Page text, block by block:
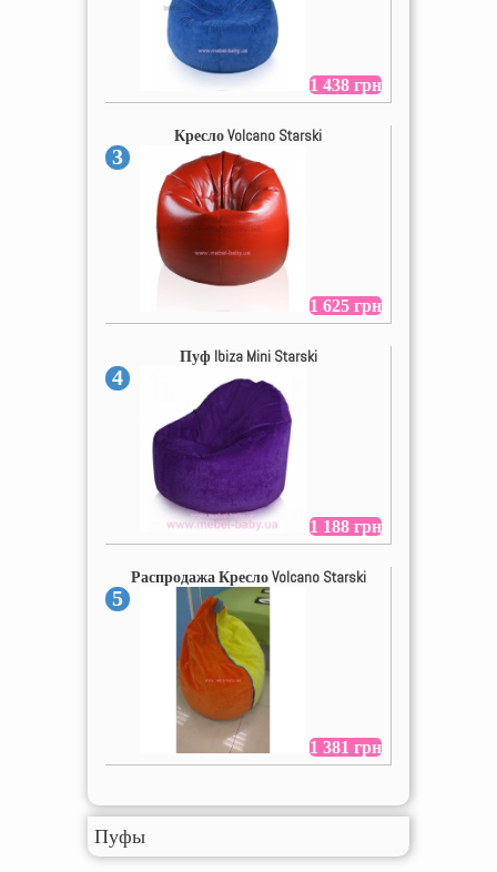
1 438 грн
Кресло Volcano Starski
3
1 625 грн
Пуф Ibiza Mini Starski
4
1 188 грн
Распродажа Кресло Volcano Starski
5
1 381 грн
Пуфы